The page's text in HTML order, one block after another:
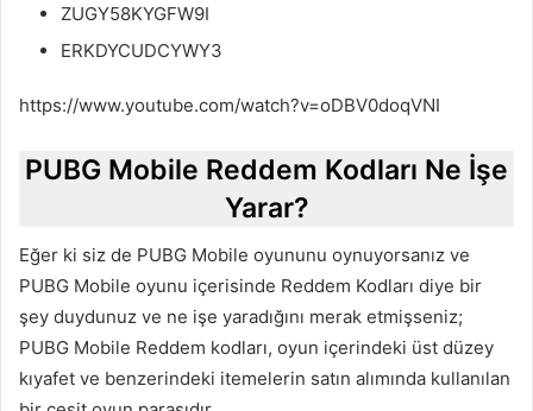
ZUGY58KYGFW9I
ERKDYCUDCYWY3
https://www.youtube.com/watch?v=oDBV0doqVNI
PUBG Mobile Reddem Kodları Ne İşe
Yarar?
Eğer ki siz de PUBG Mobile oyununu oynuyorsanız ve
PUBG Mobile oyunu içerisinde Reddem Kodları diye bir
şey duydunuz ve ne işe yaradığını merak etmişseniz;
PUBG Mobile Reddem kodları, oyun içerindeki üst düzey
kıyafet ve benzerindeki itemelerin satın alımında kullanılan